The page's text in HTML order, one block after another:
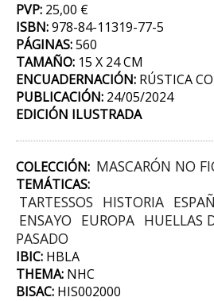
PVP: 25,00 €
ISBN:978-84-11319-77-5
PÁGINAS:560
TAMAÑO: 15 X 24 CM
ENCUADERNACIÓN: RÚSTICA
PUBLICACIÓN: 24/05/2024
EDICIÓN ILUSTRADA
COLECCIÓN: MASCARÓN NO
TEMÁTICAS:
TARTESSOS HISTORIA
ENSAYO EUROPA HUELLAS
PASADO
IBIC: HBLA
THEMA: NHC
BISAC: HIS002000